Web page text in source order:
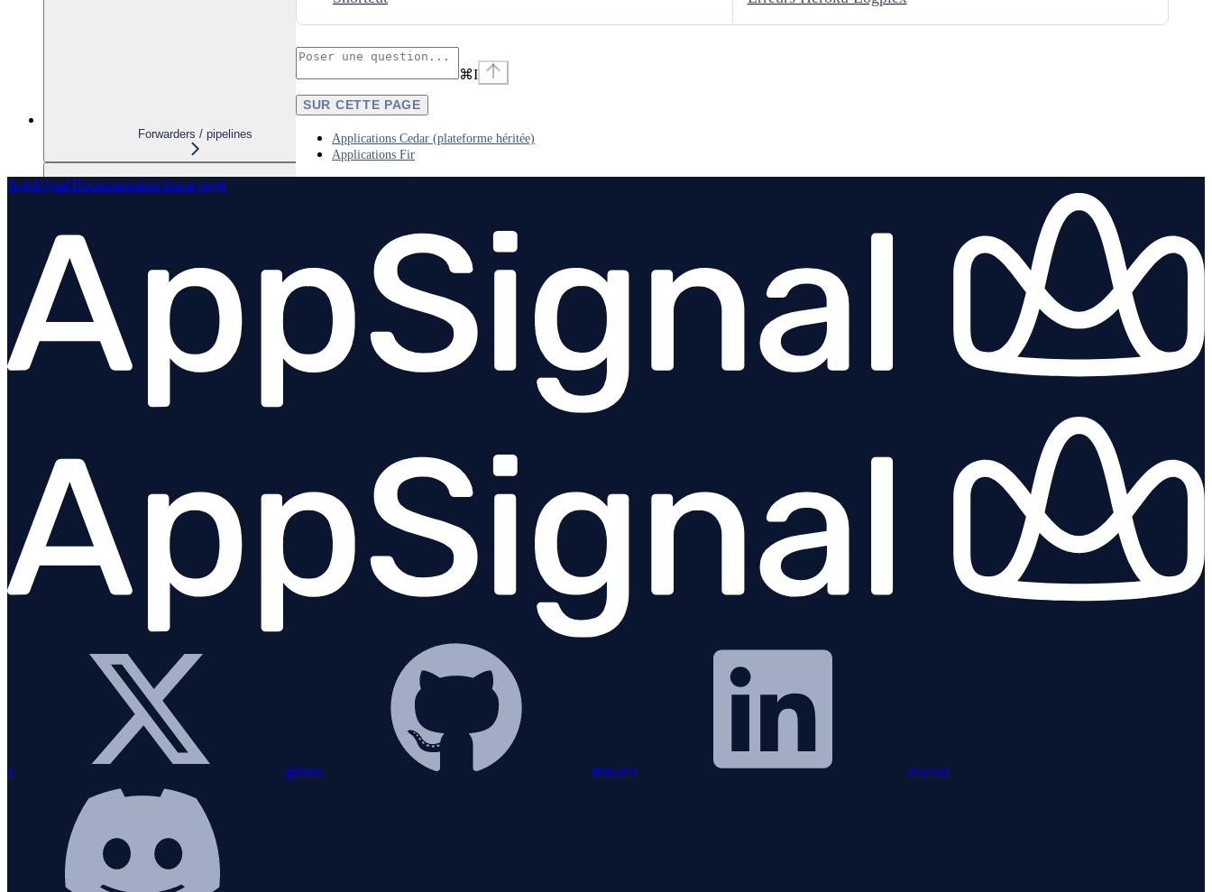
Forwarders / pipelines
Dashboards
⌘I
SUR CETTE PAGE
Applications Cedar (plateforme héritée)
Applications Fir
AppSignal Documentation home page
x github linkedin discord